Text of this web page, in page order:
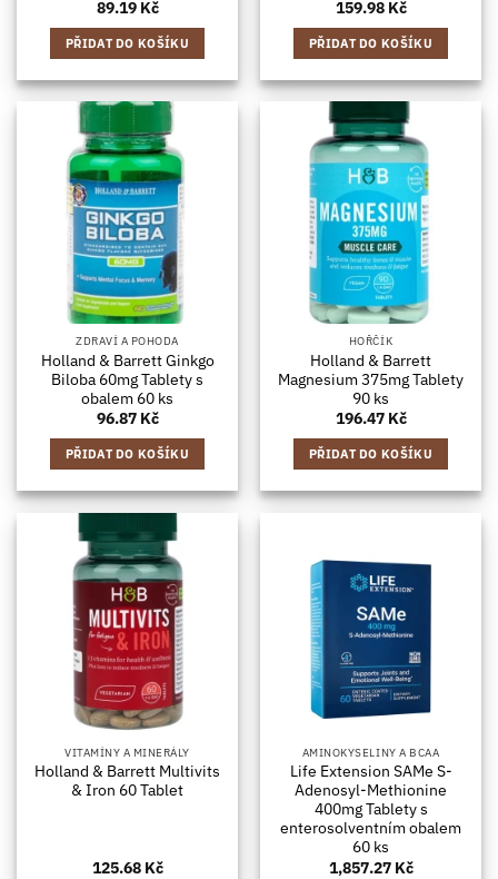
89.19 Kč
PŘIDAT DO KOŠÍKU
159.98 Kč
PŘIDAT DO KOŠÍKU
ZDRAVÍ A POHODA
Holland & Barrett Ginkgo
Biloba 60mg Tablety s
obalem 60 ks
96.87 Kč
PŘIDAT DO KOŠÍKU
HOŘČÍK
Holland & Barrett
Magnesium 375mg Tablety
90 ks
196.47 Kč
PŘIDAT DO KOŠÍKU
VITAMÍNY A MINERÁLY
Holland & Barrett Multivits
& Iron 60 Tablet
125.68 Kč
AMINOKYSELINY A BCAA
Life Extension SAMe S-
Adenosyl-Methionine
400mg Tablety s
enterosolventním obalem
60 ks
1,857.27 Kč